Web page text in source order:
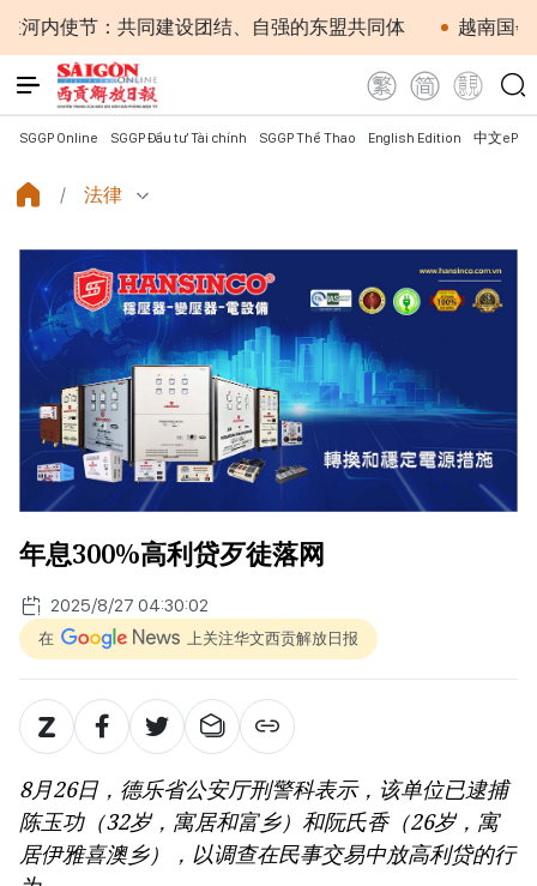
同建设团结、自强的东盟共同体 越南国会常务委员会
SGGP Online SGGP Đầu tư Tài chính SGGP Thể Thao English Edition 中文
法律
年息300%高利贷歹徒落网
2025/8/27 04:30:02
在 上关注华文西贡解放日报
8月26日，德乐省公安厅刑警科表示，该单位已逮捕
陈玉功（32岁，寓居和富乡）和阮氏香（26岁，寓
居伊雅喜澳乡），以调查在民事交易中放高利贷的行